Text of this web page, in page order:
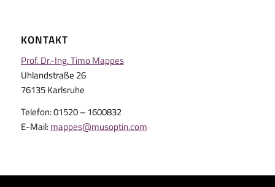
KONTAKT
Prof. Dr.-Ing. Timo Mappes
Uhlandstraße 26
76135 Karlsruhe
Telefon: 01520 – 1600832
E-Mail:mappes@musoptin.com